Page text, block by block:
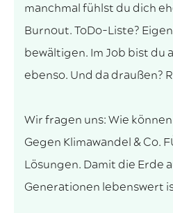
manchmal fühlst du dich
Burnout. ToDo-Liste?​
bewältigen. Im Job bist du
ebenso. Und da draußen?
Wir fragen uns: Wie
Gegen Klimawandel & Co.
Lösungen. Damit die Erde
Generationen lebenswert